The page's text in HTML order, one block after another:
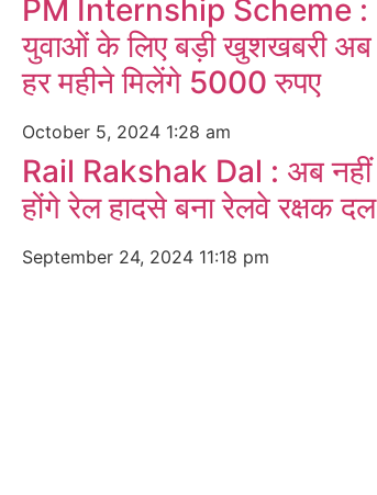
PM Internship Scheme :
युवाओं के लिए बड़ी खुशखबरी अब
हर महीने मिलेंगे 5000 रुपए
October 5, 2024 1:28 am
Rail Rakshak Dal : अब नहीं
होंगे रेल हादसे बना रेलवे रक्षक दल
September 24, 2024 11:18 pm